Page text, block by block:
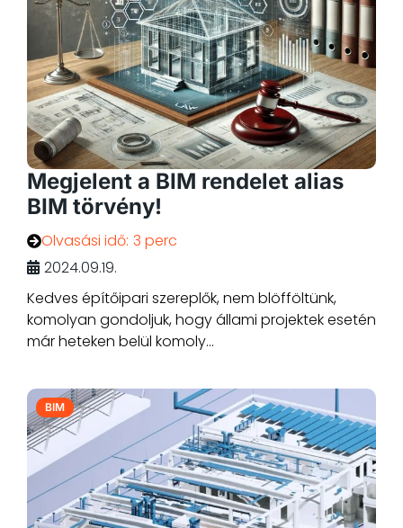
Megjelent a BIM rendelet alias
BIM törvény!
Olvasási idő: 3 perc
2024.09.19.
Kedves építőipari szereplők, nem blöfföltünk,
komolyan gondoljuk, hogy állami projektek esetén
már heteken belül komoly...
BIM